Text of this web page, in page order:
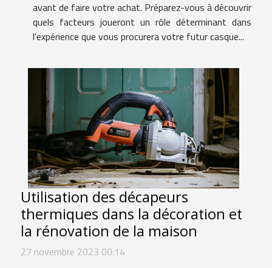
avant de faire votre achat. Préparez-vous à découvrir
quels facteurs joueront un rôle déterminant dans
l'expérience que vous procurera votre futur casque...
Utilisation des décapeurs
thermiques dans la décoration et
la rénovation de la maison
27 novembre 2023 00:14